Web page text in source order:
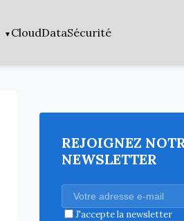
CloudDataSécurité
REJOIGNEZ
NEWSLETTER
J'accepte la newsletter